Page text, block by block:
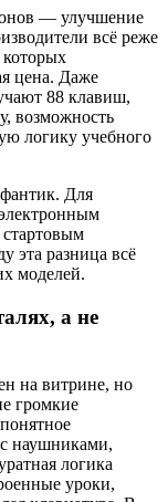
— улучшение
всё реже
цена. Даже
88 клавиш,
возможность
логику учебного
Для
эта разница всё
моделей.
а не
на витрине, но
громкие
наушниками,
логика
уроки,